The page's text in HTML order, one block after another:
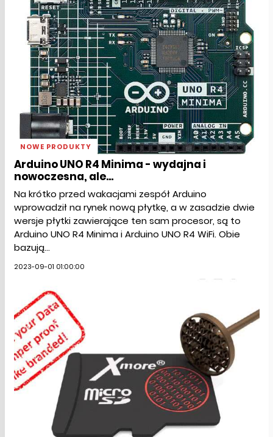
NOWE PRODUKTY
Arduino UNO R4 Minima - wydajna i
nowoczesna, ale...
Na krótko przed wakacjami zespół Arduino
wprowadził na rynek nową płytkę, a w zasadzie dwie
wersje płytki zawierające ten sam procesor, są to
Arduino UNO R4 Minima i Arduino UNO R4 WiFi. Obie
bazują...
2023-09-01 01:00:00